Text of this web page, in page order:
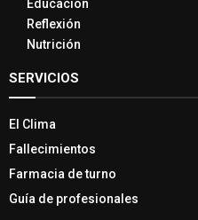
Educación
Reflexión
Nutrición
SERVICIOS
El Clima
Fallecimientos
Farmacia de turno
Guía de profesionales